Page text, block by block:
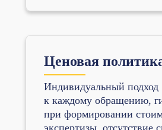
Ценовая
Индивидуальный подход
к каждому обращению,
при формировании